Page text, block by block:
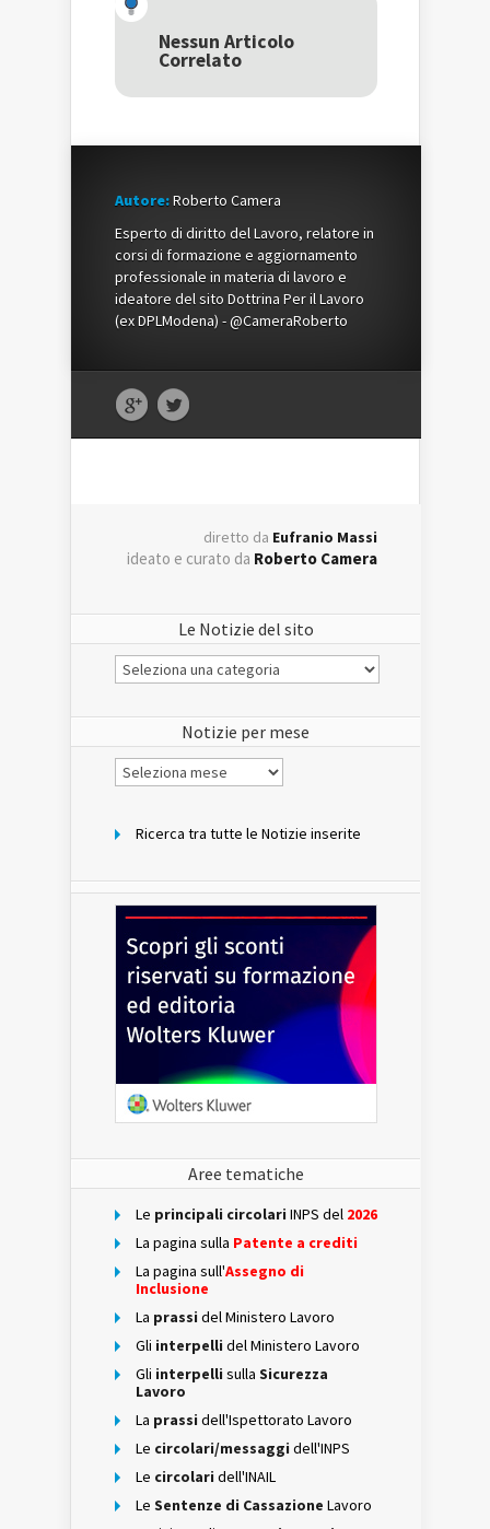
una
nuova
finestra)
nuova
finestra)
una
nuova
Nessun Articolo
Correlato
Autore:Roberto Camera
Esperto di diritto del Lavoro, relatore in
corsi di formazione e aggiornamento
professionale in materia di lavoro e
ideatore del sito Dottrina Per il Lavoro
(ex DPLModena) - @CameraRoberto
diretto da Eufranio Massi
ideato e curato da Roberto Camera
Le Notizie del sito
Le
Notizie
Notizie per mese
Notizie
per
Ricerca tra tutte le Notizie inserite
Aree tematiche
Le principali circolari INPS del 2026
La pagina sulla Patente a crediti
La pagina sull'Assegno di
Inclusione
La prassi del Ministero Lavoro
Gli interpelli del Ministero Lavoro
Gli interpelli sulla Sicurezza
Lavoro
La prassi dell'Ispettorato Lavoro
Le circolari/messaggi dell'INPS
Le circolari dell'INAIL
Le Sentenze di Cassazione Lavoro